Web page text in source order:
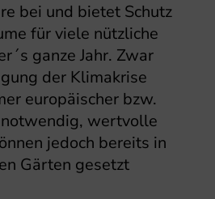
bei und bietet Schutz
für viele nützliche
ganze Jahr. Zwar
der Klimakrise
europäischer bzw.
wertvolle
jedoch bereits in
Gärten gesetzt